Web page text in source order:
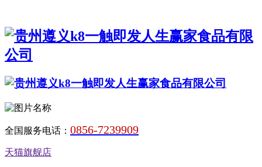
全国服务电话： 0856-7239909
天猫旗舰店